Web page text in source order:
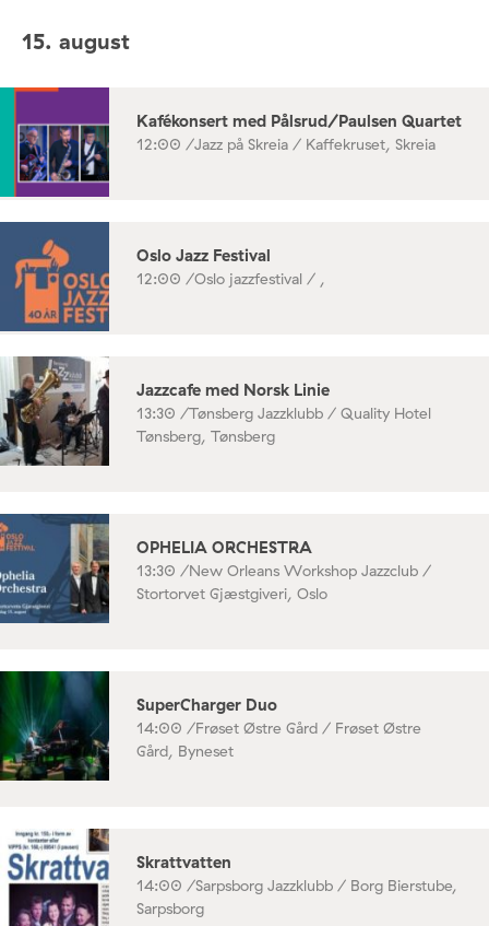
15. august
Kafékonsert med Pålsrud/Paulsen Quartet
12:00 /Jazz på Skreia / Kaffekruset, Skreia
Oslo Jazz Festival
12:00 /Oslo jazzfestival / ,
Jazzcafe med Norsk Linie
13:30 /Tønsberg Jazzklubb / Quality Hotel
Tønsberg, Tønsberg
OPHELIA ORCHESTRA
13:30 /New Orleans Workshop Jazzclub /
Stortorvet Gjæstgiveri, Oslo
SuperCharger Duo
14:00 /Frøset Østre Gård / Frøset Østre
Gård, Byneset
Skrattvatten
14:00 /Sarpsborg Jazzklubb / Borg Bierstube,
Sarpsborg